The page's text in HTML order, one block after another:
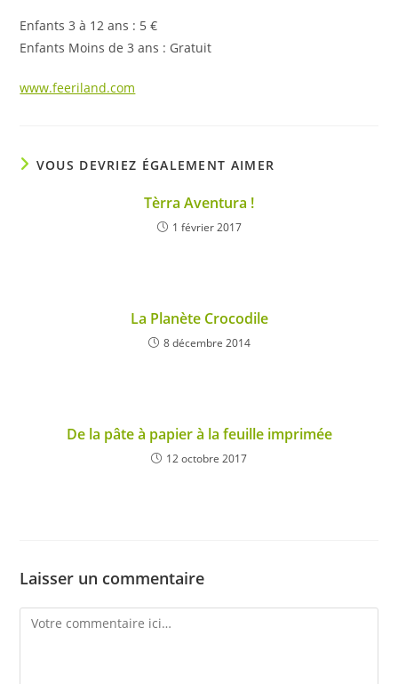
Enfants 3 à 12 ans : 5 €
Enfants Moins de 3 ans : Gratuit
www.feeriland.com
VOUS DEVRIEZ ÉGALEMENT AIMER
Tèrra Aventura !
1 février 2017
La Planète Crocodile
8 décembre 2014
De la pâte à papier à la feuille imprimée
12 octobre 2017
Laisser un commentaire
Comment